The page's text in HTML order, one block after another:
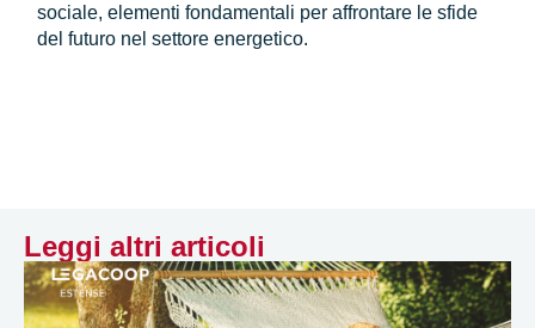
sociale, elementi fondamentali per affrontare le sfide
del futuro nel settore energetico.
Leggi altri articoli